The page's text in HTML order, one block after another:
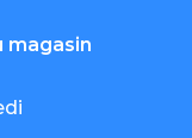
magasin